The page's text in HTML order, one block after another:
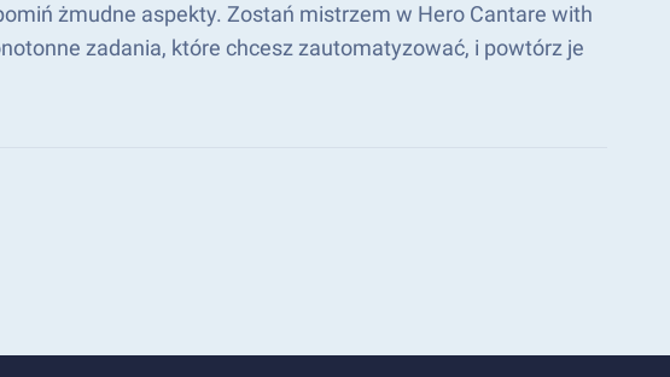
żmudne aspekty. Zostań mistrzem w Hero Cantare with
zadania, które chcesz zautomatyzować, i powtórz je